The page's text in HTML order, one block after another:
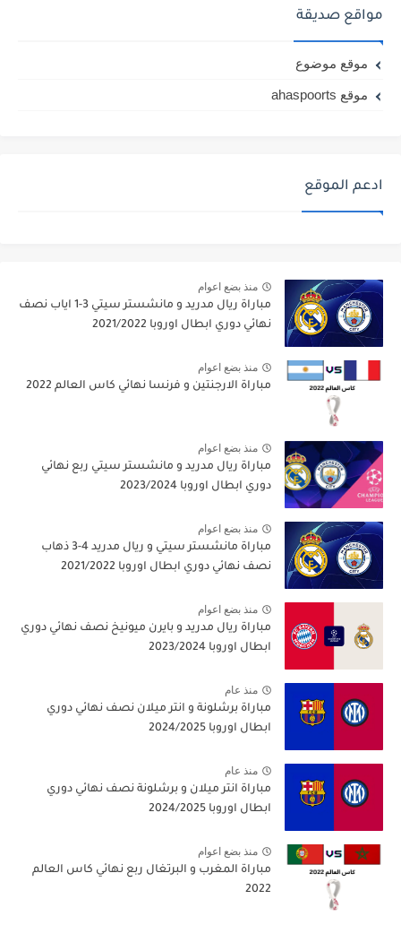
مواقع صديقة
موقع موضوع
موقع ahaspoorts
ادعم الموقع
منذ بضع اعوام
مباراة ريال مدريد و مانشستر سيتي 3-1 اياب نصف
نهائي دوري ابطال اوروبا 2021/2022
منذ بضع اعوام
مباراة الارجنتين و فرنسا نهائي كاس العالم 2022
منذ بضع اعوام
مباراة ريال مدريد و مانشستر سيتي ربع نهائي
دوري ابطال اوروبا 2023/2024
منذ بضع اعوام
مباراة مانشستر سيتي و ريال مدريد 4-3 ذهاب
نصف نهائي دوري ابطال اوروبا 2021/2022
منذ بضع اعوام
مباراة ريال مدريد و بايرن ميونيخ نصف نهائي دوري
ابطال اوروبا 2023/2024
منذ عام
مباراة برشلونة و انتر ميلان نصف نهائي دوري
ابطال اوروبا 2024/2025
منذ عام
مباراة انتر ميلان و برشلونة نصف نهائي دوري
ابطال اوروبا 2024/2025
منذ بضع اعوام
مباراة المغرب و البرتغال ربع نهائي كاس العالم
2022